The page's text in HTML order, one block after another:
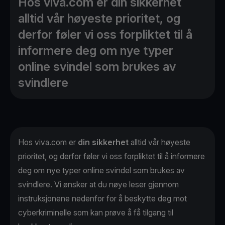
alltid vår høyeste prioritet, og
derfor føler vi oss forpliktet til å
informere deg om nye typer
online svindel som brukes av
svindlere
Hos viva.com er din sikkerhet alltid vår høyeste
prioritet, og derfor føler vi oss forpliktet til å informere
deg om nye typer online svindel som brukes av
svindlere. Vi ønsker at du nøye leser gjennom
instruksjonene nedenfor for å beskytte deg mot
cyberkriminelle som kan prøve å få tilgang til